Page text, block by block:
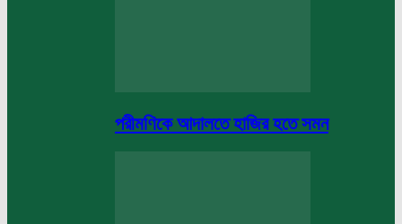
পরীমণিকে আদালতে হাজির হতে সমন